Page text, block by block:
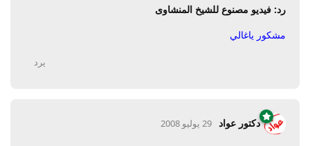
رد: فيديو مصنوع للشيخ المنشاوى
مشكور ياغالي
يرد
دكتور عواد 29 يوليو 2008